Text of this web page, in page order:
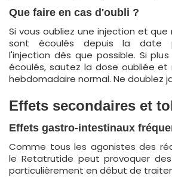
Que faire en cas d'oubli ?
Si vous oubliez une injection et que
sont écoulés depuis la date
l'injection dès que possible. Si
écoulés, sautez la dose oubliée et
hebdomadaire normal. Ne doublez
Effets secondaires et
Effets gastro-intestinaux
Comme tous les agonistes des
le Retatrutide peut provoquer
particulièrement en début de